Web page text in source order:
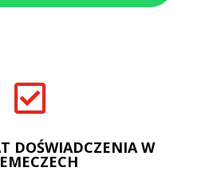

DOŚWIADCZENIA W